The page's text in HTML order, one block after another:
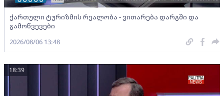
ქართული ტურიზმის რეალობა - ვითარება დარგში და
გამოწვევები
2026/08/06 13:48
18:39